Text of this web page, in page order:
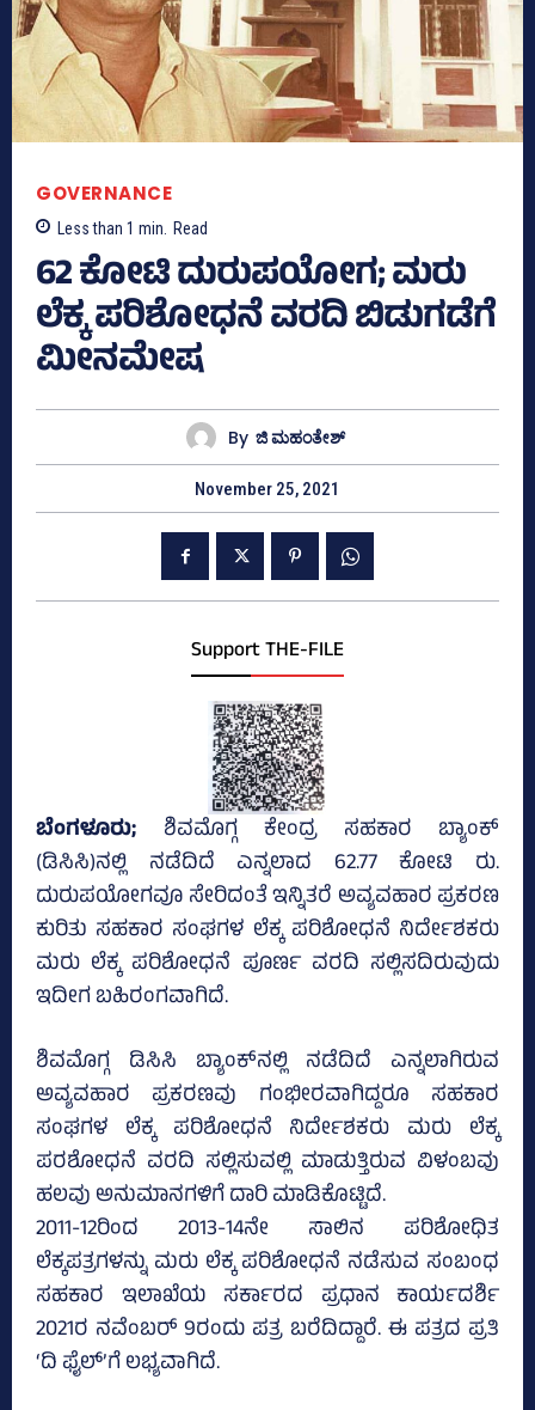
GOVERNANCE
Less than 1 min. Read
62 ಕೋಟಿ ದುರುಪಯೋಗ; ಮರು
ಲೆಕ್ಕ ಪರಿಶೋಧನೆ ವರದಿ ಬಿಡುಗಡೆಗೆ
ಮೀನಮೇಷ
By ಜಿ ಮಹಂತೇಶ್
November 25, 2021
Support THE-FILE
ಬೆಂಗಳೂರು; ಶಿವಮೊಗ್ಗ ಕೇಂದ್ರ ಸಹಕಾರ ಬ್ಯಾಂಕ್‌
(ಡಿಸಿಸಿ)ನಲ್ಲಿ ನಡೆದಿದೆ ಎನ್ನಲಾದ 62.77 ಕೋಟಿ ರು.
ದುರುಪಯೋಗವೂ ಸೇರಿದಂತೆ ಇನ್ನಿತರೆ ಅವ್ಯವಹಾರ ಪ್ರಕರಣ
ಕುರಿತು ಸಹಕಾರ ಸಂಘಗಳ ಲೆಕ್ಕ ಪರಿಶೋಧನೆ ನಿರ್ದೇಶಕರು
ಮರು ಲೆಕ್ಕ ಪರಿಶೋಧನೆ ಪೂರ್ಣ ವರದಿ ಸಲ್ಲಿಸದಿರುವುದು
ಇದೀಗ ಬಹಿರಂಗವಾಗಿದೆ.
ಶಿವಮೊಗ್ಗ ಡಿಸಿಸಿ ಬ್ಯಾಂಕ್‌ನಲ್ಲಿ ನಡೆದಿದೆ ಎನ್ನಲಾಗಿರುವ
ಅವ್ಯವಹಾರ ಪ್ರಕರಣವು ಗಂಭೀರವಾಗಿದ್ದರೂ ಸಹಕಾರ
ಸಂಘಗಳ ಲೆಕ್ಕ ಪರಿಶೋಧನೆ ನಿರ್ದೇಶಕರು ಮರು ಲೆಕ್ಕ
ಪರಶೋಧನೆ ವರದಿ ಸಲ್ಲಿಸುವಲ್ಲಿ ಮಾಡುತ್ತಿರುವ ವಿಳಂಬವು
ಹಲವು ಅನುಮಾನಗಳಿಗೆ ದಾರಿ ಮಾಡಿಕೊಟ್ಟಿದೆ.
2011-12ರಿಂದ 2013-14ನೇ ಸಾಲಿನ ಪರಿಶೋಧಿತ
ಲೆಕ್ಕಪತ್ರಗಳನ್ನು ಮರು ಲೆಕ್ಕ ಪರಿಶೋಧನೆ ನಡೆಸುವ ಸಂಬಂಧ
ಸಹಕಾರ ಇಲಾಖೆಯ ಸರ್ಕಾರದ ಪ್ರಧಾನ ಕಾರ್ಯದರ್ಶಿ
2021ರ ನವೆಂಬರ್‌ 9ರಂದು ಪತ್ರ ಬರೆದಿದ್ದಾರೆ. ಈ ಪತ್ರದ ಪ್ರತಿ
‘ದಿ ಫೈಲ್‌’ಗೆ ಲಭ್ಯವಾಗಿದೆ.